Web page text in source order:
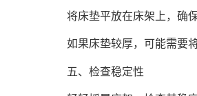
将床垫平放在床架上，确
如果床垫较厚，可能需要
五、检查稳定性